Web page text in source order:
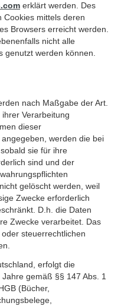
erklärt werden. Des
Cookies mittels deren
Browsers erreicht werden.
nicht alle
genutzt werden können.
nach Maßgabe der Art.
Verarbeitung
dieser
werden die bei
sie für ihre
sind und der
gelöscht werden, weil
Zwecke erforderlich
D.h. die Daten
Zwecke verarbeitet. Das
steuerrechtlichen
erfolgt die
gemäß §§ 147 Abs. 1
(Bücher,